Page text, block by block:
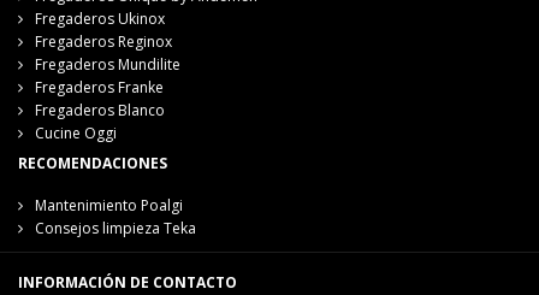
Fregaderos Ukinox
Fregaderos Reginox
Fregaderos Mundilite
Fregaderos Franke
Fregaderos Blanco
Cucine Oggi
RECOMENDACIONES
Mantenimiento Poalgi
Consejos limpieza Teka
INFORMACIÓN DE CONTACTO